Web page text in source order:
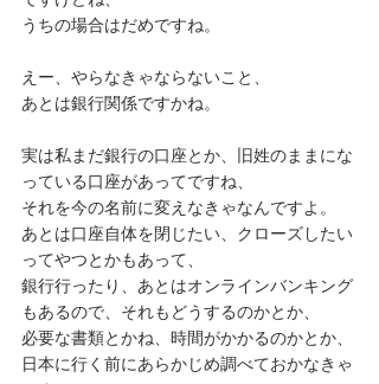
うちの場合はだめですね。
えー、やらなきゃならないこと、
あとは銀行関係ですかね。
実は私まだ銀行の口座とか、旧姓のままにな
っている口座があってですね、
それを今の名前に変えなきゃなんですよ。
あとは口座自体を閉じたい、クローズしたい
ってやつとかもあって、
銀行行ったり、あとはオンラインバンキング
もあるので、それもどうするのかとか、
必要な書類とかね、時間がかかるのかとか、
日本に行く前にあらかじめ調べておかなきゃ